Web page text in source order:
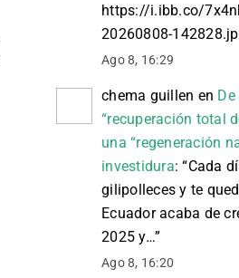
https://i.ibb.co/
20260808-
Ago 8, 16:29
chema guillen en
“recuperación total
una “regeneración
investidura: “Cada
gilipolleces y te
Ecuador acaba de
2025 y…”
Ago 8, 16:20